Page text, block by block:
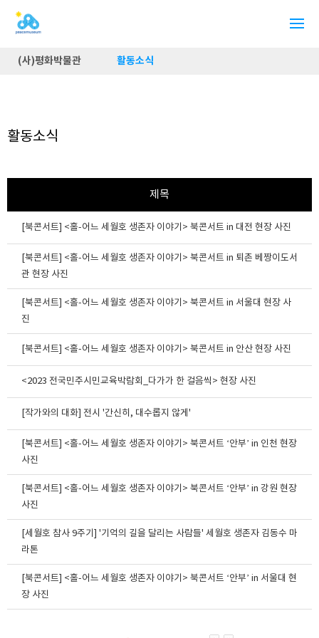
(사)평화박물관 활동소식
활동소식
제목
[북콘서트] <홀-어느 세월호 생존자 이야기> 북콘서트 in 대전 현장 사진
[북콘서트] <홀-어느 세월호 생존자 이야기> 북콘서트 in 퇴촌 베짱이도서
관 현장 사진
[북콘서트] <홀-어느 세월호 생존자 이야기> 북콘서트 in 서울대 현장 사
진
[북콘서트] <홀-어느 세월호 생존자 이야기> 북콘서트 in 안산 현장 사진
<2023 전국민주시민교육박람회_다가가 한 걸음씩> 현장 사진
[작가와의 대화] 전시 '간신히, 대수롭지 않게'
[북콘서트] <홀-어느 세월호 생존자 이야기> 북콘서트 ‘안부’ in 인천 현장
사진
[북콘서트] <홀-어느 세월호 생존자 이야기> 북콘서트 ‘안부’ in 강원 현장
사진
[세월호 참사 9주기] '기억의 길을 달리는 사람들' 세월호 생존자 김동수 마
라톤
[북콘서트] <홀-어느 세월호 생존자 이야기> 북콘서트 ‘안부’ in 서울대 현
장 사진